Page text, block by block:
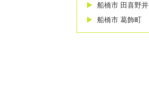
船橋市 田喜野井
船橋市 葛飾町